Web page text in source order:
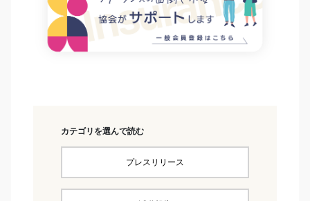
カテゴリを選んで読む
プレスリリース